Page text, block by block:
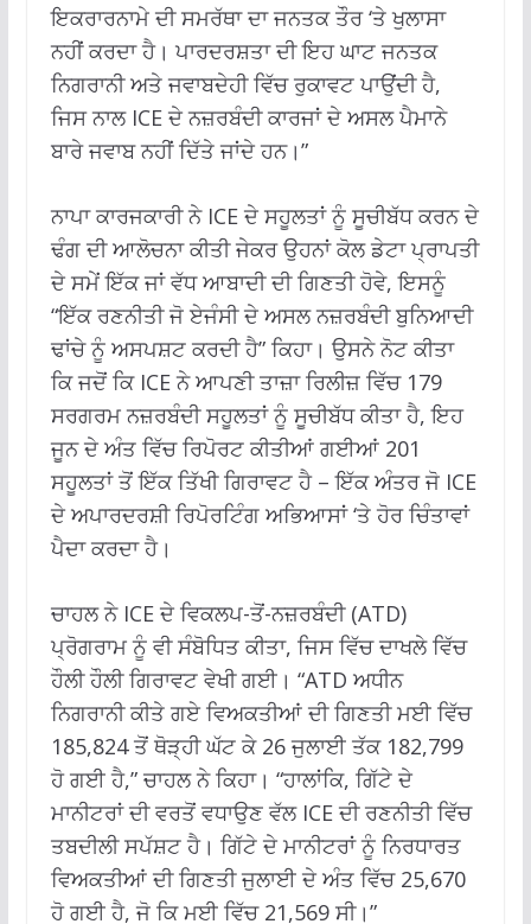
ਇਕਰਾਰਨਾਮੇ ਦੀ ਸਮਰੱਥਾ ਦਾ ਜਨਤਕ ਤੌਰ ‘ਤੇ ਖੁਲਾਸਾ
ਨਹੀਂ ਕਰਦਾ ਹੈ। ਪਾਰਦਰਸ਼ਤਾ ਦੀ ਇਹ ਘਾਟ ਜਨਤਕ
ਨਿਗਰਾਨੀ ਅਤੇ ਜਵਾਬਦੇਹੀ ਵਿੱਚ ਰੁਕਾਵਟ ਪਾਉਂਦੀ ਹੈ,
ਜਿਸ ਨਾਲ ICE ਦੇ ਨਜ਼ਰਬੰਦੀ ਕਾਰਜਾਂ ਦੇ ਅਸਲ ਪੈਮਾਨੇ
ਬਾਰੇ ਜਵਾਬ ਨਹੀਂ ਦਿੱਤੇ ਜਾਂਦੇ ਹਨ।”
ਨਾਪਾ ਕਾਰਜਕਾਰੀ ਨੇ ICE ਦੇ ਸਹੂਲਤਾਂ ਨੂੰ ਸੂਚੀਬੱਧ ਕਰਨ ਦੇ
ਢੰਗ ਦੀ ਆਲੋਚਨਾ ਕੀਤੀ ਜੇਕਰ ਉਹਨਾਂ ਕੋਲ ਡੇਟਾ ਪ੍ਰਾਪਤੀ
ਦੇ ਸਮੇਂ ਇੱਕ ਜਾਂ ਵੱਧ ਆਬਾਦੀ ਦੀ ਗਿਣਤੀ ਹੋਵੇ, ਇਸਨੂੰ
“ਇੱਕ ਰਣਨੀਤੀ ਜੋ ਏਜੰਸੀ ਦੇ ਅਸਲ ਨਜ਼ਰਬੰਦੀ ਬੁਨਿਆਦੀ
ਢਾਂਚੇ ਨੂੰ ਅਸਪਸ਼ਟ ਕਰਦੀ ਹੈ” ਕਿਹਾ। ਉਸਨੇ ਨੋਟ ਕੀਤਾ
ਕਿ ਜਦੋਂ ਕਿ ICE ਨੇ ਆਪਣੀ ਤਾਜ਼ਾ ਰਿਲੀਜ਼ ਵਿੱਚ 179
ਸਰਗਰਮ ਨਜ਼ਰਬੰਦੀ ਸਹੂਲਤਾਂ ਨੂੰ ਸੂਚੀਬੱਧ ਕੀਤਾ ਹੈ, ਇਹ
ਜੂਨ ਦੇ ਅੰਤ ਵਿੱਚ ਰਿਪੋਰਟ ਕੀਤੀਆਂ ਗਈਆਂ 201
ਸਹੂਲਤਾਂ ਤੋਂ ਇੱਕ ਤਿੱਖੀ ਗਿਰਾਵਟ ਹੈ – ਇੱਕ ਅੰਤਰ ਜੋ ICE
ਦੇ ਅਪਾਰਦਰਸ਼ੀ ਰਿਪੋਰਟਿੰਗ ਅਭਿਆਸਾਂ ‘ਤੇ ਹੋਰ ਚਿੰਤਾਵਾਂ
ਪੈਦਾ ਕਰਦਾ ਹੈ।
ਚਾਹਲ ਨੇ ICE ਦੇ ਵਿਕਲਪ-ਤੋਂ-ਨਜ਼ਰਬੰਦੀ (ATD)
ਪ੍ਰੋਗਰਾਮ ਨੂੰ ਵੀ ਸੰਬੋਧਿਤ ਕੀਤਾ, ਜਿਸ ਵਿੱਚ ਦਾਖਲੇ ਵਿੱਚ
ਹੌਲੀ ਹੌਲੀ ਗਿਰਾਵਟ ਵੇਖੀ ਗਈ। “ATD ਅਧੀਨ
ਨਿਗਰਾਨੀ ਕੀਤੇ ਗਏ ਵਿਅਕਤੀਆਂ ਦੀ ਗਿਣਤੀ ਮਈ ਵਿੱਚ
185,824 ਤੋਂ ਥੋੜ੍ਹੀ ਘੱਟ ਕੇ 26 ਜੁਲਾਈ ਤੱਕ 182,799
ਹੋ ਗਈ ਹੈ,” ਚਾਹਲ ਨੇ ਕਿਹਾ। “ਹਾਲਾਂਕਿ, ਗਿੱਟੇ ਦੇ
ਮਾਨੀਟਰਾਂ ਦੀ ਵਰਤੋਂ ਵਧਾਉਣ ਵੱਲ ICE ਦੀ ਰਣਨੀਤੀ ਵਿੱਚ
ਤਬਦੀਲੀ ਸਪੱਸ਼ਟ ਹੈ। ਗਿੱਟੇ ਦੇ ਮਾਨੀਟਰਾਂ ਨੂੰ ਨਿਰਧਾਰਤ
ਵਿਅਕਤੀਆਂ ਦੀ ਗਿਣਤੀ ਜੁਲਾਈ ਦੇ ਅੰਤ ਵਿੱਚ 25,670
ਹੋ ਗਈ ਹੈ, ਜੋ ਕਿ ਮਈ ਵਿੱਚ 21,569 ਸੀ।”